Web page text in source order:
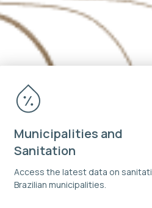
Municipalities and
Sanitation
Access the latest data on
Brazilian municipalities.